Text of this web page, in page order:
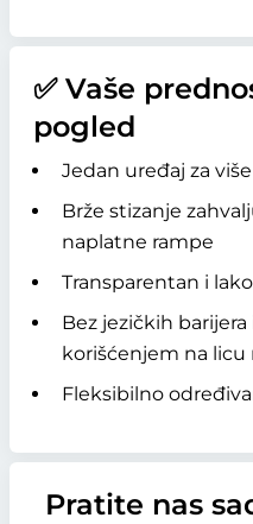
✅ Vaše
pogled
Jedan uređaj za
Brže stizanje
naplatne rampe
Transparentan i
Bez jezičkih
korišćenjem na licu
Fleksibilno
Pratite nas